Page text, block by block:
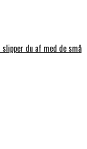
du af med de små